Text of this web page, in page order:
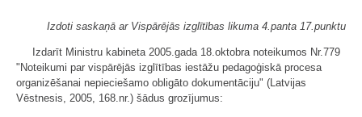
Izdoti saskaņā ar Vispārējās izglītības likuma 4.panta 17.punktu
Izdarīt Ministru kabineta 2005.gada 18.oktobra noteikumos Nr.779
"Noteikumi par vispārējās izglītības iestāžu pedagoģiskā procesa
organizēšanai nepieciešamo obligāto dokumentāciju" (Latvijas
Vēstnesis, 2005, 168.nr.) šādus grozījumus: